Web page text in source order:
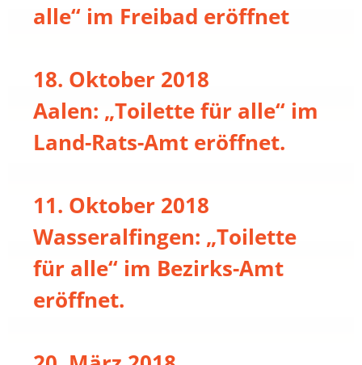
alle“ im Freibad eröffnet
18. Oktober 2018
Aalen: „Toilette für alle“ im
Land-Rats-Amt eröffnet.
11. Oktober 2018
Wasseralfingen: „Toilette
für alle“ im Bezirks-Amt
eröffnet.